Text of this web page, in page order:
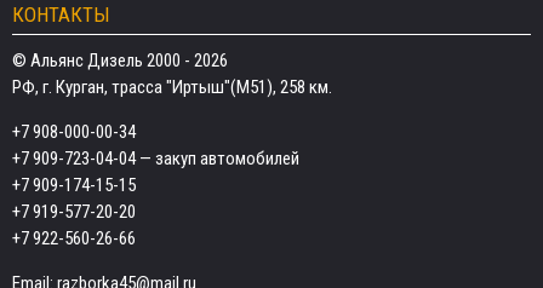
КОНТАКТЫ
© Альянс Дизель 2000 - 2026
РФ, г. Курган, трасса "Иртыш"(М51), 258 км.
+7 908-000-00-34
+7 909-723-04-04— закуп автомобилей
+7 909-174-15-15
+7 919-577-20-20
+7 922-560-26-66
Email: razborka45@mail.ru